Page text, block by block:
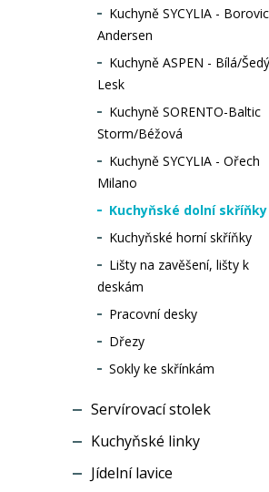
Kuchyně SYCYLIA -
Andersen
Kuchyně ASPEN - Bílá/Šedý
Lesk
Kuchyně SORENTO-Baltic
Storm/Béžová
Kuchyně SYCYLIA - Ořech
Milano
Kuchyňské dolní skříňky
Kuchyňské horní skříňky
Lišty na zavěšení, lišty k
deskám
Pracovní desky
Dřezy
Sokly ke skřínkám
Servírovací stolek
Kuchyňské linky
Jídelní lavice